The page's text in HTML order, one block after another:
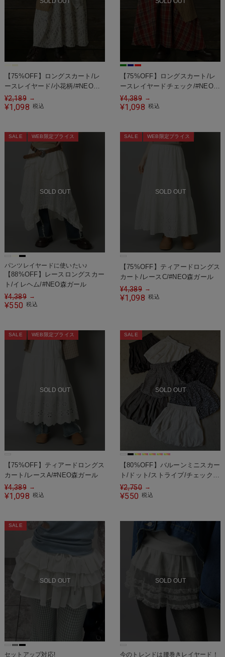
【75%OFF】ロングスカート/レ
ースレイヤード/小花柄/#NEO森
ガール
¥2,189 →
¥1,098 税込
【75%OFF】ロングスカート/レ
ースレイヤードチェック/#NEO森
ガール
¥4,389 →
¥1,098 税込
SOLD OUT
SALE WEB限定プライス
パンツレイヤードに使いたい♪
【88%OFF】レースロングスカー
ト/イレヘム/#NEO森ガール
¥4,389 →
¥550 税込
SOLD OUT
SALE WEB限定プライス
【75%OFF】ティアードロングス
カート/レースC/#NEO森ガール
¥4,389 →
¥1,098 税込
SOLD OUT
SALE WEB限定プライス
【75%OFF】ティアードロングス
カート/レースA/#NEO森ガール
¥4,389 →
¥1,098 税込
SOLD OUT
SALE
【80%OFF】バルーンミニスカー
ト/ドット/ストライプ/チェック/
スター/レオパード/無地
¥2,750 →
¥550 税込
SOLD OUT
SALE
セットアップ対応!
SOLD OUT
今のトレンドは腰巻きレイヤード！